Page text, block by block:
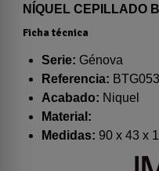
NÍQUEL CEPILLADO
Ficha técnica
Serie: Génova
Referencia:
Acabado: Niquel
Material:
Medidas: 90 x 43 x